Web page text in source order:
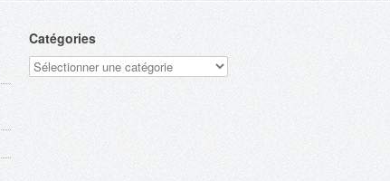
Catégories
Catégories